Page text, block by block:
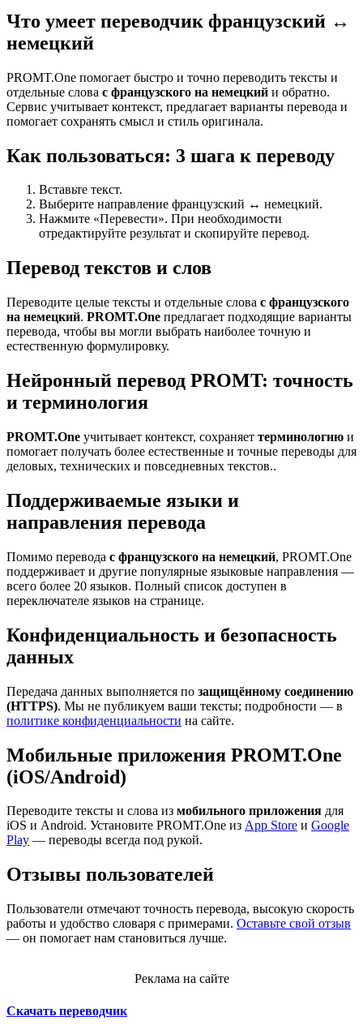
Что умеет переводчик французский ↔
немецкий
PROMT.One помогает быстро и точно переводить тексты и
отдельные слова с французского на немецкий и обратно.
Сервис учитывает контекст, предлагает варианты перевода и
помогает сохранять смысл и стиль оригинала.
Как пользоваться: 3 шага к переводу
Вставьте текст.
Выберите направление французский ↔ немецкий.
Нажмите «Перевести». При необходимости
отредактируйте результат и скопируйте перевод.
Перевод текстов и слов
Переводите целые тексты и отдельные слова с французского
на немецкий. PROMT.One предлагает подходящие варианты
перевода, чтобы вы могли выбрать наиболее точную и
естественную формулировку.
Нейронный перевод PROMT: точность
и терминология
PROMT.One учитывает контекст, сохраняет терминологию и
помогает получать более естественные и точные переводы для
деловых, технических и повседневных текстов..
Поддерживаемые языки и
направления перевода
Помимо перевода с французского на немецкий, PROMT.One
поддерживает и другие популярные языковые направления —
всего более 20 языков. Полный список доступен в
переключателе языков на странице.
Конфиденциальность и безопасность
данных
Передача данных выполняется по защищённому соединению
(HTTPS). Мы не публикуем ваши тексты; подробности — в
политике конфиденциальности на сайте.
Мобильные приложения PROMT.One
(iOS/Android)
Переводите тексты и слова из мобильного приложения для
iOS и Android. Установите PROMT.One из App Store и Google
Play — переводы всегда под рукой.
Отзывы пользователей
Пользователи отмечают точность перевода, высокую скорость
работы и удобство словаря с примерами. Оставьте свой отзыв
— он помогает нам становиться лучше.
Реклама на сайте
Скачать переводчик